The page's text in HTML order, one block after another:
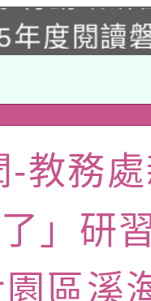
年度閱讀
工智慧
師名單
教學軟
會函釋公
申請許可
利署委託
辦理「
日(星期六
-教務
了」研
區溪